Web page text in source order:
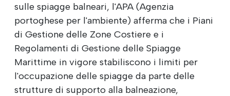
sulle spiagge balneari, l'APA (Agenzia
portoghese per l'ambiente) afferma che i Piani
di Gestione delle Zone Costiere e i
Regolamenti di Gestione delle Spiagge
Marittime in vigore stabiliscono i limiti per
l'occupazione delle spiagge da parte delle
strutture di supporto alla balneazione,